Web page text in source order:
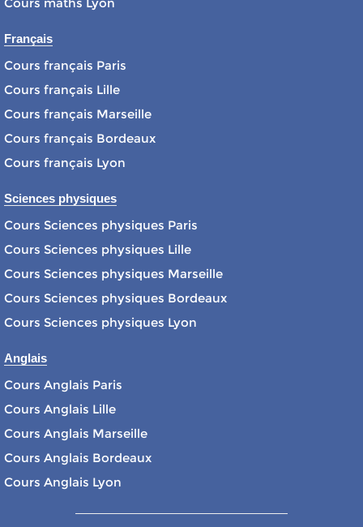
Français
Cours français Paris
Cours français Lille
Cours français Marseille
Cours français Bordeaux
Cours français Lyon
Sciences physiques
Cours Sciences physiques Paris
Cours Sciences physiques Lille
Cours Sciences physiques Marseille
Cours Sciences physiques Bordeaux
Cours Sciences physiques Lyon
Anglais
Cours Anglais Paris
Cours Anglais Lille
Cours Anglais Marseille
Cours Anglais Bordeaux
Cours Anglais Lyon